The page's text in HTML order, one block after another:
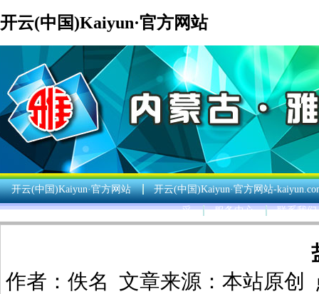
开云(中国)Kaiyun·官方网站
开云(中国)Kaiyun·官方网站
开云(中国)Kaiyun·官方网站-
采
服务中心 联系我们
作者：佚名 文章来源：本站原创